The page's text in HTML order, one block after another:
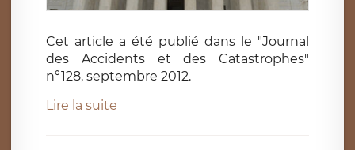
Cet article a été publié dans le "Journal
des Accidents et des Catastrophes"
n°128, septembre 2012.
Lire la suite